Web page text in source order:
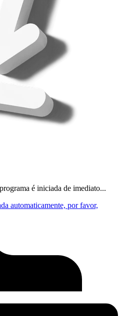
é iniciada de imediato...
automaticamente, por favor,